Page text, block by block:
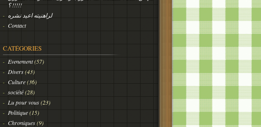
!!!!! ؟
لراهنيته اعيد نشره
Contact
CATÉGORIES
Evenement(57)
Divers(43)
Culture(36)
société(28)
Lu pour vous(23)
Politique(15)
Chroniques(9)